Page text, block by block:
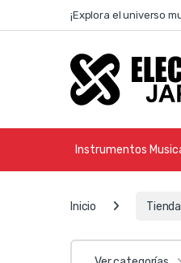
Skip to navigation
Skip to content¡Explora el universo
Instrumentos
Inicio Tienda